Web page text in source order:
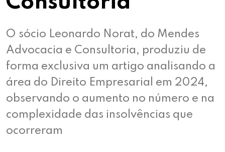
O sócio Leonardo Norat, do Mendes
Advocacia e Consultoria, produziu de
forma exclusiva um artigo analisando a
área do Direito Empresarial em 2024,
observando o aumento no número e na
complexidade das insolvências que
ocorreram